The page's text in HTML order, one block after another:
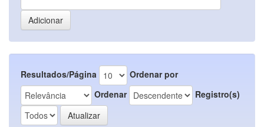
Resultados/Página
Ordenar por
Ordenar
Registro(s)